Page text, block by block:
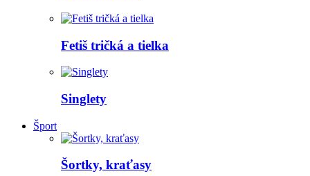
Fetiš tričká a tielka
Singlety
Šport
Šortky, kraťasy